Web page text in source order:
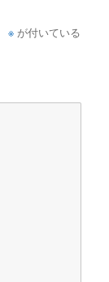
※ が付いている